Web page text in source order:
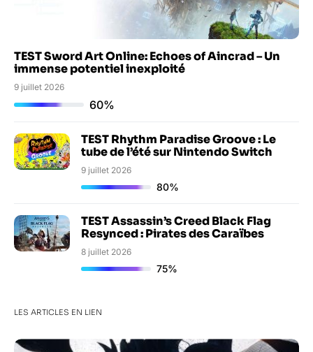
TEST Sword Art Online: Echoes of Aincrad – Un
immense potentiel inexploité
9 juillet 2026
60%
TEST Rhythm Paradise Groove : Le
tube de l’été sur Nintendo Switch
9 juillet 2026
80%
TEST Assassin’s Creed Black Flag
Resynced : Pirates des Caraïbes
8 juillet 2026
75%
LES ARTICLES EN LIEN